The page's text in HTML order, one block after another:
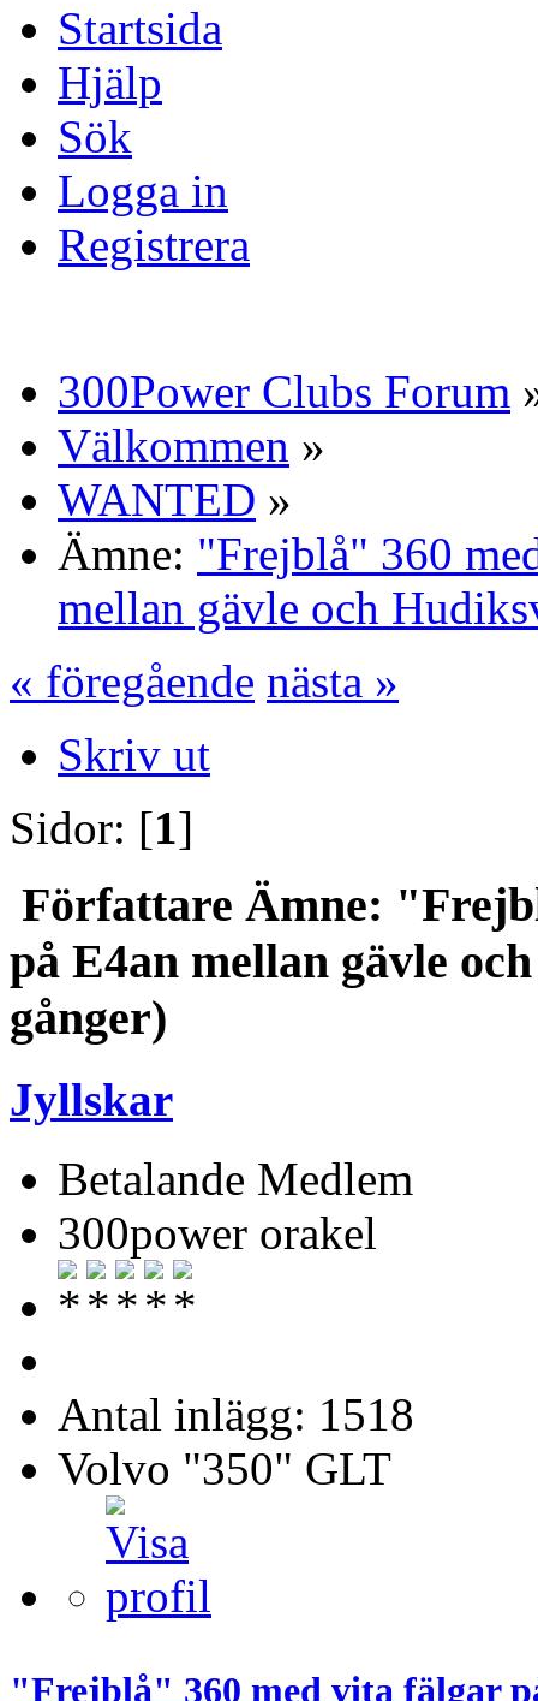
Startsida
Hjälp
Sök
Logga in
Registrera
300Power Clubs Forum
Välkommen »
WANTED »
Ämne: "Frejblå" 360
mellan gävle och
« föregående nästa »
Skriv ut
Sidor: [1]
Författare Ämne:
på E4an mellan gävle
gånger)
Jyllskar
Betalande Medlem
300power orakel
Antal inlägg: 1518
Volvo "350" GLT
"Frejblå" 360 med vita fälgar